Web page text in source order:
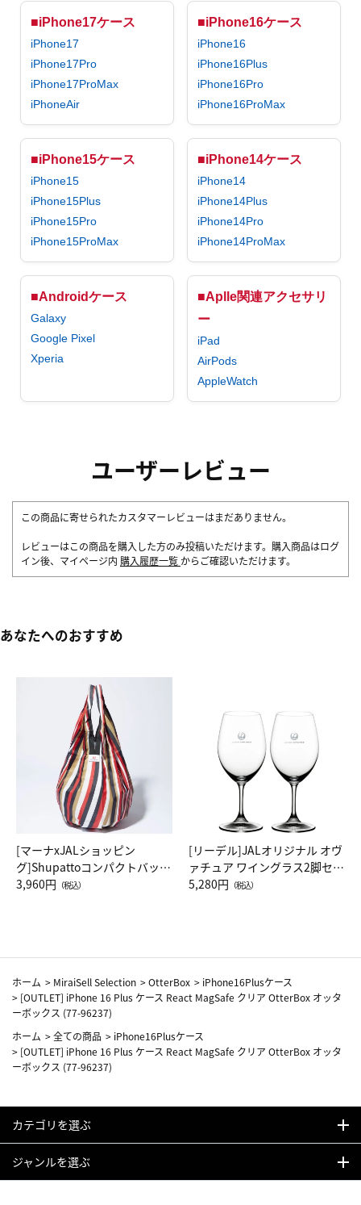
■iPhone17ケース
iPhone17
iPhone17Pro
iPhone17ProMax
iPhoneAir
■iPhone16ケース
iPhone16
iPhone16Plus
iPhone16Pro
iPhone16ProMax
■iPhone15ケース
iPhone15
iPhone15Plus
iPhone15Pro
iPhone15ProMax
■iPhone14ケース
iPhone14
iPhone14Plus
iPhone14Pro
iPhone14ProMax
■Androidケース
Galaxy
Google Pixel
Xperia
■Aplle関連アクセサリ
ー
iPad
AirPods
AppleWatch
ユーザーレビュー
この商品に寄せられたカスタマーレビューはまだありません。
レビューはこの商品を購入した方のみ投稿いただけます。購入商品はログ
イン後、マイページ内 購入履歴一覧 からご確認いただけます。
あなたへのおすすめ
[マーナxJALショッピン
グ]Shupattoコンパクトバッグ
Drop JAL客室乗務員（LC）ス
3,960円 （税込）
[リーデル]JALオリジナル オヴ
ァチュア ワイングラス2脚セッ
ト（レッドワイン）
5,280円 （税込）
ホーム > MiraiSell Selection >OtterBox > iPhone16Plusケース
> [OUTLET] iPhone 16 Plus ケース React MagSafe クリア OtterBox オッタ
ーボックス (77-96237)
ホーム >全ての商品 > iPhone16Plusケース
> [OUTLET] iPhone 16 Plus ケース React MagSafe クリア OtterBox オッタ
ーボックス (77-96237)
カテゴリを選ぶ
ジャンルを選ぶ